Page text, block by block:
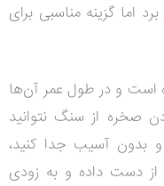
اما گزینه مناسبی برای
است و در طول عمر آن‌ها
صخره از سنگ نتوانید
و بدون آسیب جدا کنید،
دست داده و به زودی